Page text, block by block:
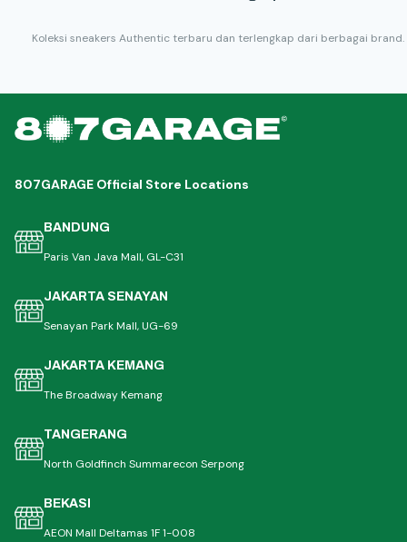
Koleksi sneakers Authentic terbaru dan terlengkap dari berbagai brand.
807GARAGE Official Store Locations
BANDUNG
Paris Van Java Mall, GL-C31
JAKARTA SENAYAN
Senayan Park Mall, UG-69
JAKARTA KEMANG
The Broadway Kemang
TANGERANG
North Goldfinch Summarecon Serpong
BEKASI
AEON Mall Deltamas 1F 1-008